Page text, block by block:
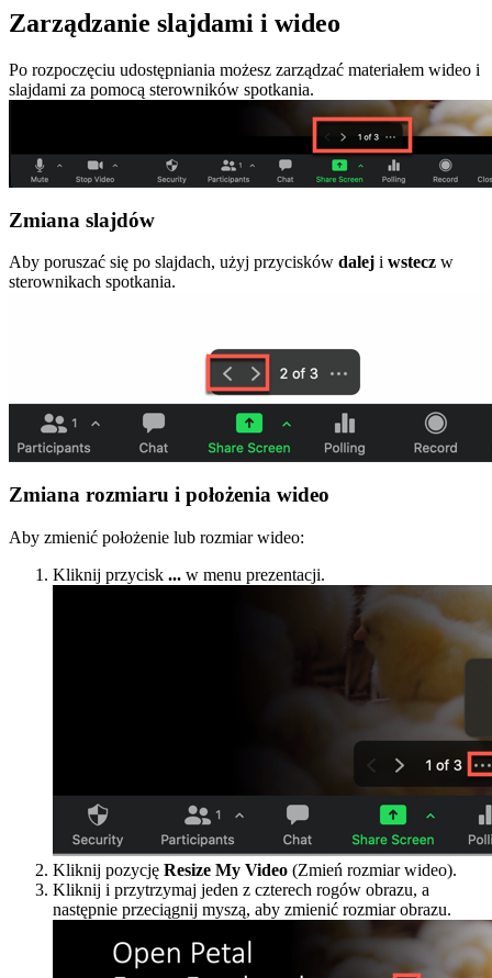
Zarządzanie slajdami i wideo
Po rozpoczęciu udostępniania możesz zarządzać materiałem wideo i
slajdami za pomocą sterowników spotkania.
Zmiana slajdów
Aby poruszać się po slajdach, użyj przycisków dalej i wstecz w
sterownikach spotkania.
Zmiana rozmiaru i położenia wideo
Aby zmienić położenie lub rozmiar wideo:
Kliknij przycisk ... w menu prezentacji.
Kliknij pozycję Resize My Video (Zmień rozmiar wideo).
Kliknij i przytrzymaj jeden z czterech rogów obrazu, a
następnie przeciągnij myszą, aby zmienić rozmiar obrazu.